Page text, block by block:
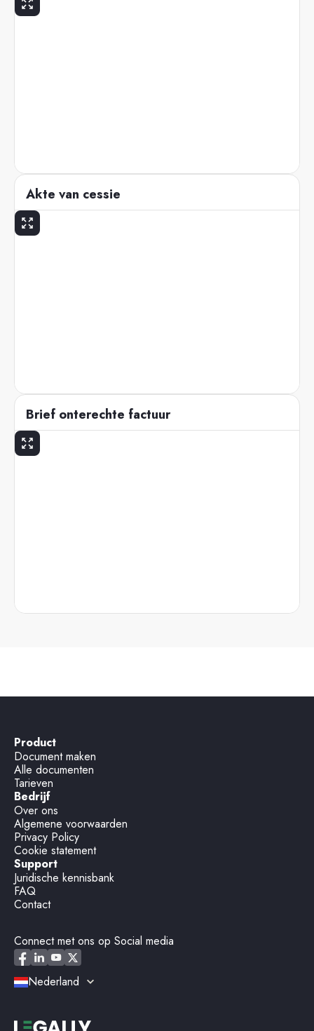
Akte van cessie
Brief onterechte factuur
Product
Document maken
Alle documenten
Tarieven
Bedrijf
Over ons
Algemene voorwaarden
Privacy Policy
Cookie statement
Support
Juridische kennisbank
FAQ
Contact
Connect met ons op Social media
Nederland